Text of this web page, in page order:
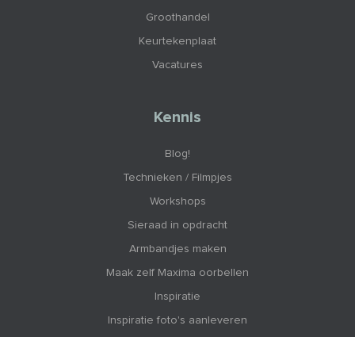
Groothandel
Keurtekenplaat
Vacatures
Kennis
Blog!
Technieken / Filmpjes
Workshops
Sieraad in opdracht
Armbandjes maken
Maak zelf Maxima oorbellen
Inspiratie
Inspiratie foto's aanleveren